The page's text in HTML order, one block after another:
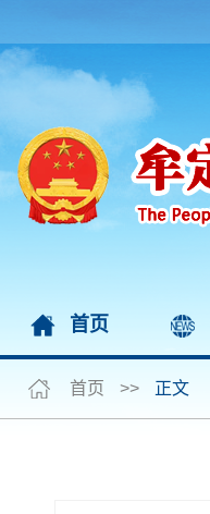
首页
首页 >> 正文